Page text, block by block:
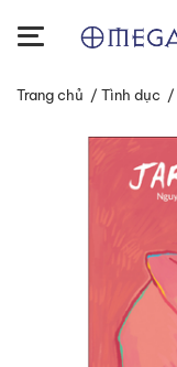
Trang chủ / Tình dục /